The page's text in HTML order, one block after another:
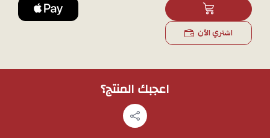
اليوم دون أي إزعاج.
وزن المنتج:0.8
صور إضافية عبر الواتساب، وسوف نقوم بتصويره بالجوال.
اشتري الآن
اعجبك المنتج؟